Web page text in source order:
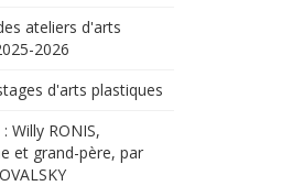
ateliers d'arts
2026
d'arts plastiques
Willy RONIS,
et grand-père, par